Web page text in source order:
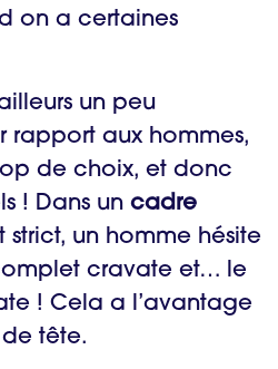
on a certaines
un peu
rapport aux hommes,
de choix, et donc
! Dans un cadre
strict, un homme hésite
cravate et… le
! Cela a l’avantage
tête.